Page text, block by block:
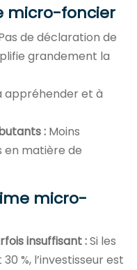
micro-foncier
de déclaration de
grandement la
appréhender et à
: Moins
en matière de
micro-
insuffisant :Si les
%, l’investisseur est